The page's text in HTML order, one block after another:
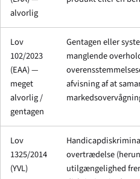
alvorlig
Lov
102/2023
(EAA) —
meget
alvorlig /
gentagen
Gentagen eller
manglende
afvisning af at
Lov
1325/2014
(YVL)
overtrædelse
utilgængelighed